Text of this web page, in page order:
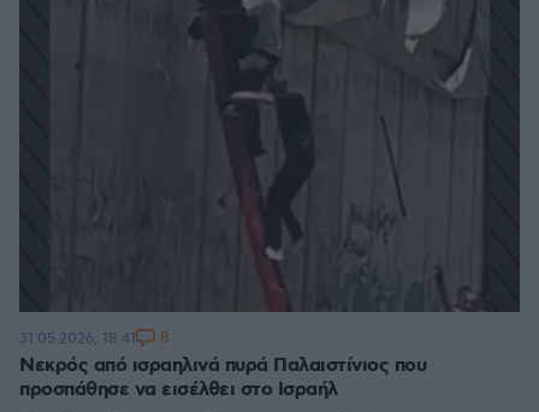
Νεκρός από ισραηλινά πυρά Παλαιστίνιος που
προσπάθησε να εισέλθει στο Ισραήλ
31.05.2026, 18:41 8